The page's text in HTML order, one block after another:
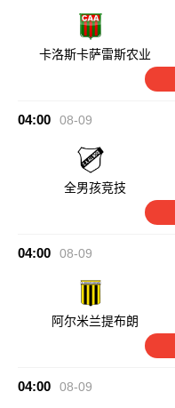
卡洛斯卡萨雷斯农业
04:00 08-09
全男孩竞技
04:00 08-09
阿尔米兰提布朗
04:00 08-09